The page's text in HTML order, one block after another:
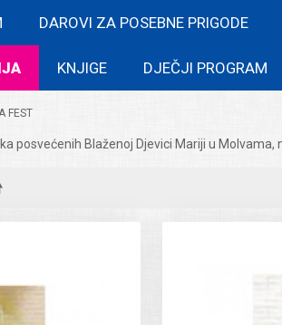
DAROVI ZA POSEBNE PRIGODE
KNJIGE DJEČJI PROGRAM
FEST
posvećenih Blaženoj Djevici Mariji u